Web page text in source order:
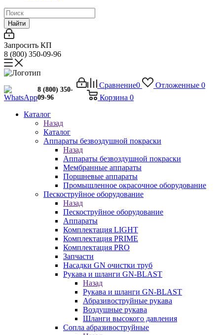
Найти
Запросить КП
8 (800) 350-09-96
Сравнение0 Отложенные 0
Корзина 0
8 (800) 350-
09-96
Каталог
Назад
Каталог
Аппараты безвоздушной покраски
Назад
Аппараты безвоздушной покраски
Мембранные аппараты
Поршневые аппараты
Промышленное окрасочное оборудование
Пескоструйное оборудование
Назад
Пескоструйное оборудование
Аппараты
Комплектация LIGHT
Комплектация PRIME
Комплектация PRO
Запчасти
Насадки GN очистки труб
Рукава и шланги GN-BLAST
Назад
Рукава и шланги GN-BLAST
Абразивоструйные рукава
Воздушные рукава
Шланги высокого давления
Сопла абразивоструйные